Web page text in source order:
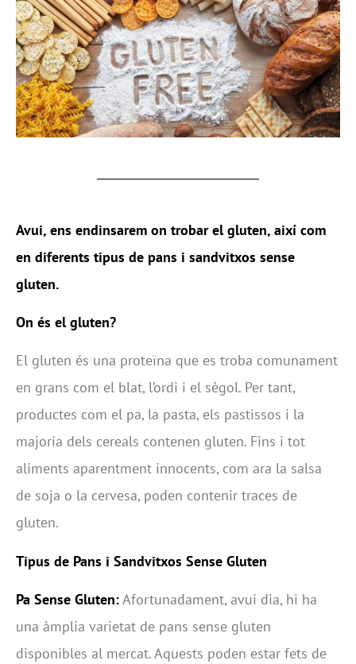
Avui, ens endinsarem on trobar el gluten, així com
en diferents tipus de pans i sandvitxos sense
gluten.
On és el gluten?
El gluten és una proteïna que es troba comunament
en grans com el blat, l’ordi i el sègol. Per tant,
productes com el pa, la pasta, els pastissos i la
majoria dels cereals contenen gluten. Fins i tot
aliments aparentment innocents, com ara la salsa
de soja o la cervesa, poden contenir traces de
gluten.
Tipus de Pans i Sandvitxos Sense Gluten
Pa Sense Gluten:Afortunadament, avui dia, hi ha
una àmplia varietat de pans sense gluten
disponibles al mercat. Aquests poden estar fets de